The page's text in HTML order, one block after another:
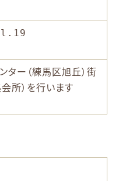
ー（練馬区旭丘）街
所）を行います